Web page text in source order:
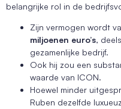
belangrijke rol in de
Zijn vermogen wordt
miljoenen euro’s,
gezamenlijke bedrijf.
Ook hij zou een
waarde van ICON.
Hoewel minder
Ruben dezelfde